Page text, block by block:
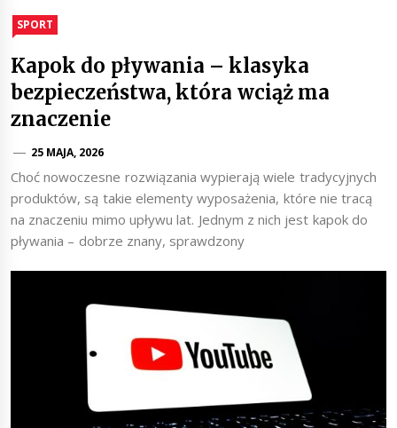
SPORT
Kapok do pływania – klasyka
bezpieczeństwa, która wciąż ma
znaczenie
25 MAJA, 2026
Choć nowoczesne rozwiązania wypierają wiele tradycyjnych
produktów, są takie elementy wyposażenia, które nie tracą
na znaczeniu mimo upływu lat. Jednym z nich jest kapok do
pływania – dobrze znany, sprawdzony